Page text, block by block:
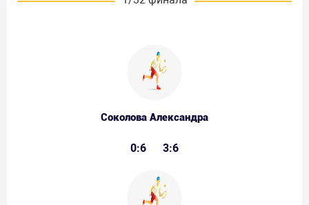
Соколова Александра
0:6 3:6